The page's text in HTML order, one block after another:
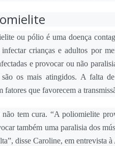
ou pólio é uma doença
crianças e adultos por
e provocar ou não
os mais atingidos. A falta
fatores que favorecem a
não tem cura. “A poliomielite
também uma paralisia dos
disse Caroline, em entrevista